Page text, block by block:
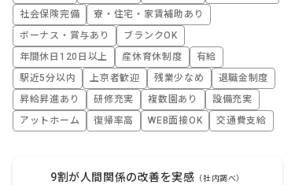
社会保険完備
寮・住宅・家賃補助あり
ボーナス・賞与あり
ブランクOK
年間休日120日以上
産休育休制度
有給
駅近5分以内
上京者歓迎 残業少なめ
退職金制度
昇給昇進あり
研修充実 複数園あり
設備充実
アットホーム
復帰率高 WEB面接OK 交通費支給
9割が人間関係の改善を実感 （社内調べ）